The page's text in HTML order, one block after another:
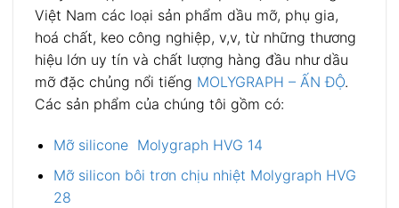
Việt Nam các loại sản phẩm dầu mỡ, phụ gia,
hoá chất, keo công nghiệp, v,v, từ những thương
hiệu lớn uy tín và chất lượng hàng đầu như dầu
mỡ đặc chủng nổi tiếng MOLYGRAPH – ẤN ĐỘ.
Các sản phẩm của chúng tôi gồm có:
Mỡ siliconeMolygraph HVG 14
Mỡ silicon bôi trơn chịu nhiệt Molygraph HVG
28